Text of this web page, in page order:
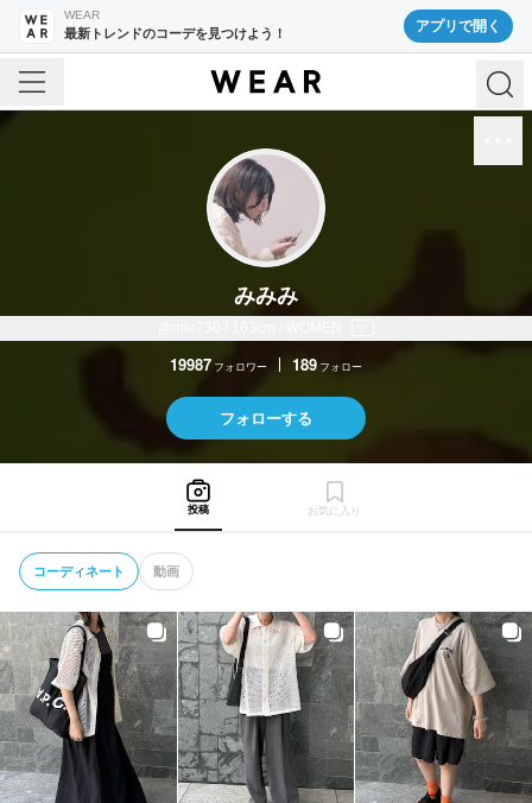
WEAR
最新トレンドのコーデを見つけよう！ アプリで開く
みみみ
19987 フォロワー 189 フォロー
フォローする
投稿 お気に入り
コーディネート 動画